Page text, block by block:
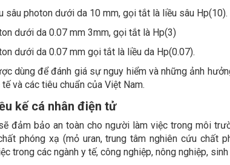
sâu photon dưới da 10 mm, gọi tắt là liều sâu Hp(10).
dưới da 0.07 mm 3mm, gọi tắt là Hp(3)
dưới da 0.07 mm gọi tắt là liều da Hp(0.07).
dùng để đánh giá sự nguy hiểm và những ảnh
và các tiêu chuẩn của Việt Nam.
kế cá nhân điện tử
đảm bảo an toàn cho người làm việc trong môi
phóng xạ (mỏ uran, trung tâm nghiên cứu chất
trong các ngành y tế, công nghiệp, nông nghiệp,